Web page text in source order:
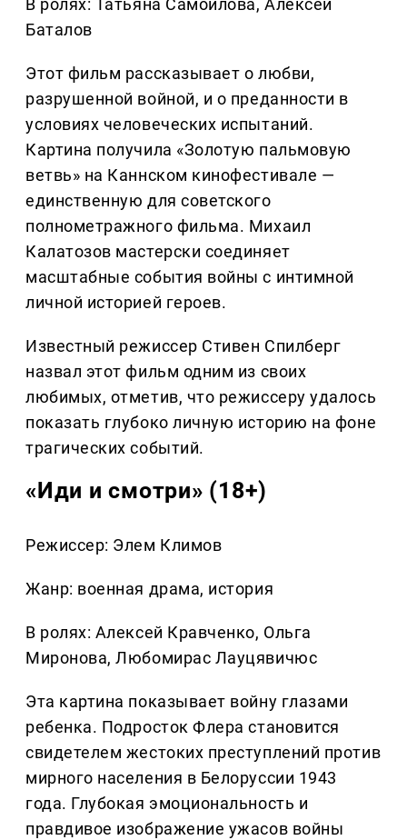
Баталов
Этот фильм рассказывает о любви,
разрушенной войной, и о преданности в
условиях человеческих испытаний.
Картина получила «Золотую пальмовую
ветвь» на Каннском кинофестивале —
единственную для советского
полнометражного фильма. Михаил
Калатозов мастерски соединяет
масштабные события войны с интимной
личной историей героев.
Известный режиссер Стивен Спилберг
назвал этот фильм одним из своих
любимых, отметив, что режиссеру удалось
показать глубоко личную историю на фоне
трагических событий.
«Иди и смотри» (18+)
Режиссер: Элем Климов
Жанр: военная драма, история
В ролях: Алексей Кравченко, Ольга
Миронова, Любомирас Лауцявичюс
Эта картина показывает войну глазами
ребенка. Подросток Флера становится
свидетелем жестоких преступлений против
мирного населения в Белоруссии 1943
года. Глубокая эмоциональность и
правдивое изображение ужасов войны